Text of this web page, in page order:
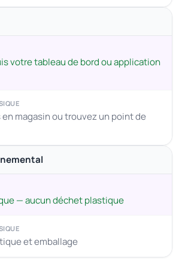
votre tableau de bord ou application
magasin ou trouvez un point de
— aucun déchet plastique
et emballage